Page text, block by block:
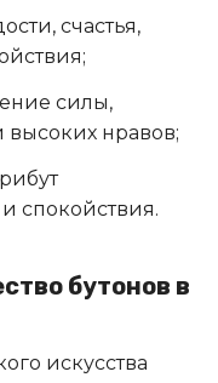
счастья,
силы,
высоких нравов;
спокойствия.
бутонов в
искусства